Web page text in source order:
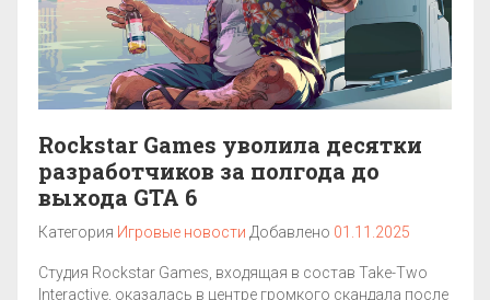
Rockstar Games уволила десятки
разработчиков за полгода до
выхода GTA 6
Категория Игровые новости Добавлено 01.11.2025
Студия Rockstar Games, входящая в состав Take-Two
Interactive, оказалась в центре громкого скандала после